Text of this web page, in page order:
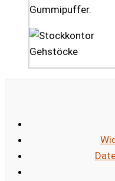
Gummipuffer.